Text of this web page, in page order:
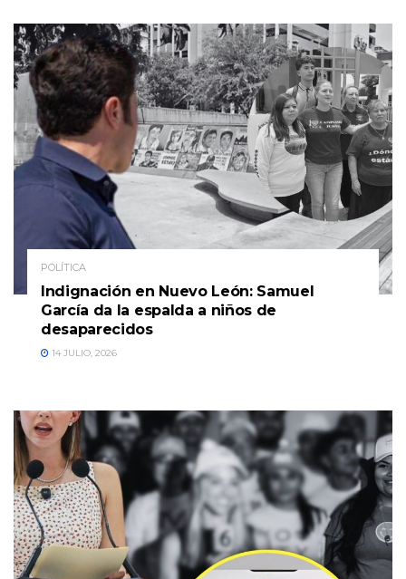
POLÍTICA
Indignación en Nuevo León: Samuel
García da la espalda a niños de
desaparecidos
14 JULIO, 2026